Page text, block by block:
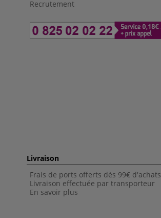
Recrutement
Livraison
Frais de ports offerts dès 99€ d'achats
Livraison effectuée par transporteur
En savoir plus